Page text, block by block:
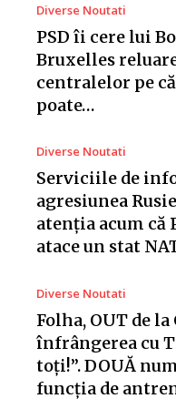
Diverse Noutati
PSD îi cere lui
Bruxelles
centralelor pe
poate…
Diverse Noutati
Serviciile de
agresiunea
atenția acum că
atace un stat
Diverse Noutati
Folha, OUT de la
înfrângerea cu
toți!”. DOUĂ
funcția de